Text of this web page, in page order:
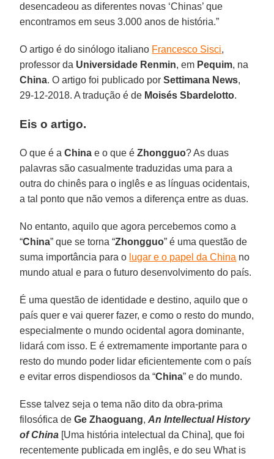
desencadeou as diferentes novas ‘Chinas’ que
encontramos em seus 3.000 anos de história.”
O artigo é do sinólogo italiano Francesco Sisci,
professor da Universidade Renmin, em Pequim, na
China. O artigo foi publicado porSettimana News,
29-12-2018. A tradução é de Moisés Sbardelotto.
Eis o artigo.
O que é aChina e o que éZhongguo? As duas
palavras são casualmente traduzidas uma para a
outra do chinês para o inglês e as línguas ocidentais,
a tal ponto que não vemos a diferença entre as duas.
No entanto, aquilo que agora percebemos como a
“China” que se torna “Zhongguo” é uma questão de
suma importância para o lugar e o papel da China no
mundo atual e para o futuro desenvolvimento do país.
É uma questão de identidade e destino, aquilo que o
país quer e vai querer fazer, e como o resto do mundo,
especialmente o mundo ocidental agora dominante,
lidará com isso. E é extremamente importante para o
resto do mundo poder lidar eficientemente com o país
e evitar erros dispendiosos da “China” e do mundo.
Esse talvez seja o tema não dito da obra-prima
filosófica deGe Zhaoguang,An Intellectual History
of China [Uma história intelectual da China], que foi
recentemente publicada em inglês, e do seu What is